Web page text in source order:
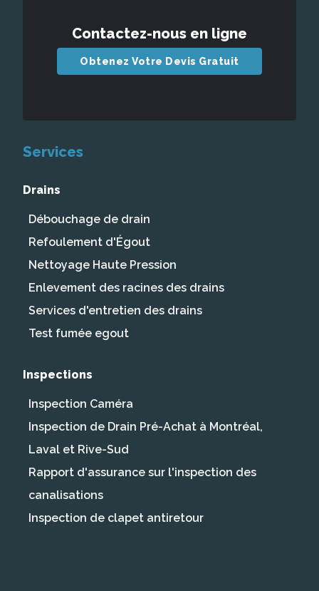
Contactez-nous en ligne
Obtenez Votre Devis Gratuit
Services
Drains
Débouchage de drain
Refoulement d'Égout
Nettoyage Haute Pression
Enlevement des racines des drains
Services d'entretien des drains
Test fumée egout
Inspections
Inspection Caméra
Inspection de Drain Pré-Achat à Montréal,
Laval et Rive-Sud
Rapport d'assurance sur l'inspection des
canalisations
Inspection de clapet antiretour